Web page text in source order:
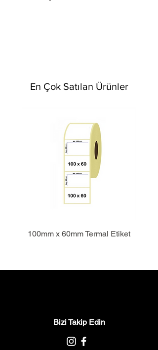
En Çok Satılan Ürünler
100mm x 60mm Termal Etiket
Bizi Takip Edin